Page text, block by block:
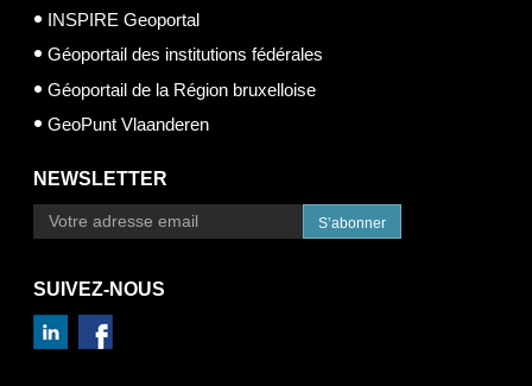
INSPIRE Geoportal
Géoportail des institutions fédérales
Géoportail de la Région bruxelloise
GeoPunt Vlaanderen
NEWSLETTER
S’abonner
SUIVEZ-NOUS